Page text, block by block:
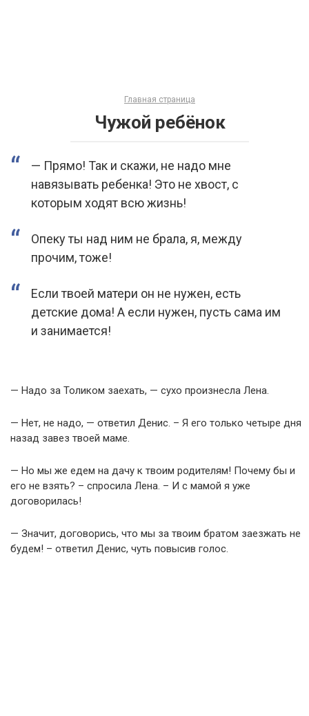
Главная страница
Чужой ребёнок
— Прямо! Так и скажи, не надо мне
навязывать ребенка! Это не хвост, с
которым ходят всю жизнь!
Опеку ты над ним не брала, я, между
прочим, тоже!
Если твоей матери он не нужен, есть
детские дома! А если нужен, пусть сама им
и занимается!
— Надо за Толиком заехать, — сухо произнесла Лена.
— Нет, не надо, — ответил Денис. – Я его только четыре дня
назад завез твоей маме.
— Но мы же едем на дачу к твоим родителям! Почему бы и
его не взять? – спросила Лена. – И с мамой я уже
договорилась!
— Значит, договорись, что мы за твоим братом заезжать не
будем! – ответил Денис, чуть повысив голос.